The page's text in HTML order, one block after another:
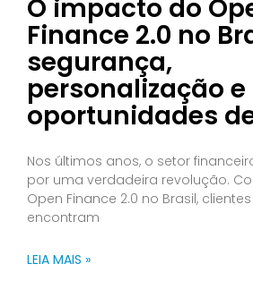
O impacto do
Finance 2.0 no
segurança,
personalização
oportunidades
Nos últimos anos, o setor
por uma verdadeira revolução.
Open Finance 2.0 no Brasil,
encontram
LEIA MAIS »